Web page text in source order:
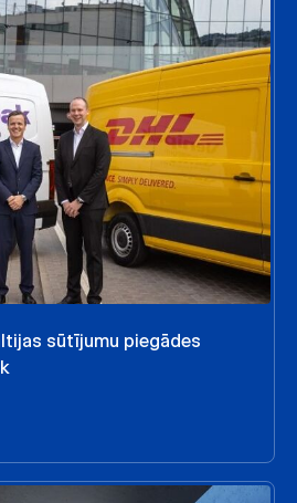
sūtījumu piegādes